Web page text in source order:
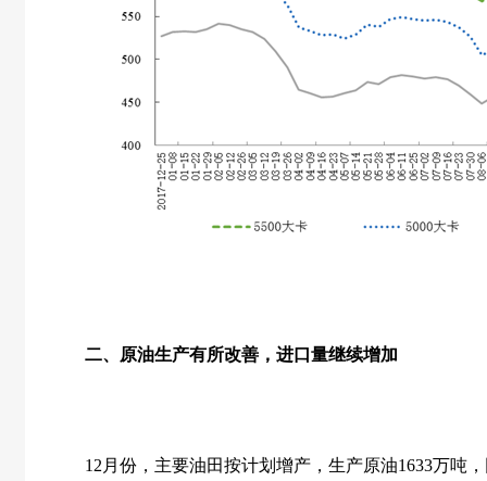
二、原油生产有所改善，进口量继续增加
12 月份，主要油田按计划增产，生产原油1633万吨